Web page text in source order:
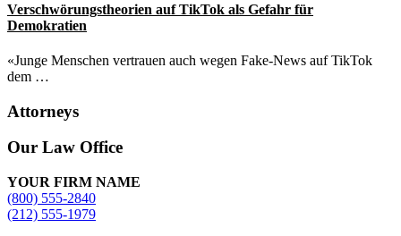
Verschwörungstheorien auf TikTok als Gefahr für
Demokratien
«Junge Menschen vertrauen auch wegen Fake-News auf TikTok
dem …
Attorneys
Site
Footer
Our Law Office
YOUR FIRM NAME
(800) 555-2840
(212) 555-1979